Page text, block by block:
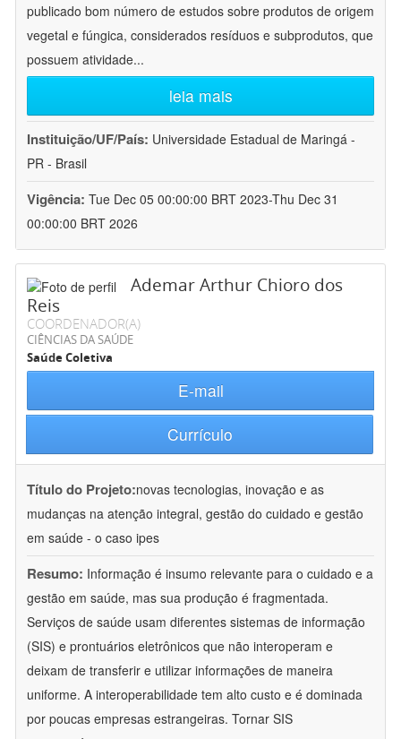
publicado bom número de estudos sobre produtos de origem
vegetal e fúngica, considerados resíduos e subprodutos, que
possuem atividade...
leia mais
Instituição/UF/País: Universidade Estadual de Maringá -
PR - Brasil
Vigência: Tue Dec 05 00:00:00 BRT 2023-Thu Dec 31
00:00:00 BRT 2026
Ademar Arthur Chioro dos
Reis
COORDENADOR(A)
CIÊNCIAS DA SAÚDE
Saúde Coletiva
E-mail
Currículo
Título do Projeto:novas tecnologias, inovação e as
mudanças na atenção integral, gestão do cuidado e gestão
em saúde - o caso ipes
Resumo: Informação é insumo relevante para o cuidado e a
gestão em saúde, mas sua produção é fragmentada.
Serviços de saúde usam diferentes sistemas de informação
(SIS) e prontuários eletrônicos que não interoperam e
deixam de transferir e utilizar informações de maneira
uniforme. A interoperabilidade tem alto custo e é dominada
por poucas empresas estrangeiras. Tornar SIS